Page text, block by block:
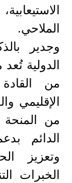
الملاحي.
وجدير
الدولية
من
الإقليمي
من
الدائم
وتعزيز
الخبرات